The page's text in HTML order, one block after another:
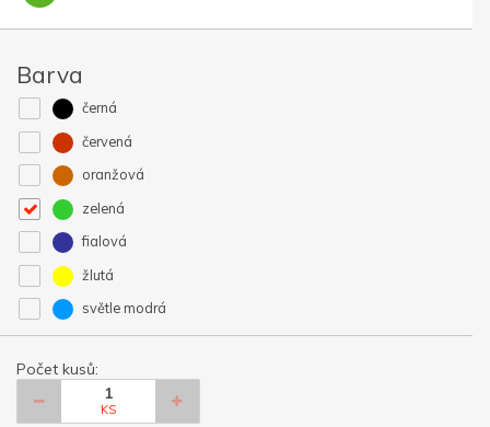
Barva
černá
červená
oranžová
zelená
fialová
žlutá
světle modrá
Počet kusů:
KS